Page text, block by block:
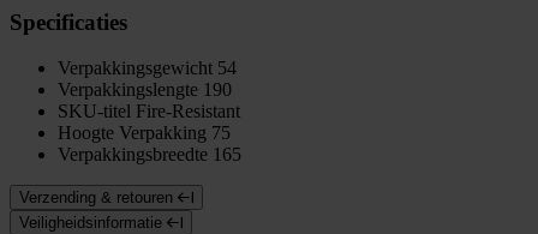
Specificaties
Verpakkingsgewicht 54
Verpakkingslengte 190
SKU-titel Fire-Resistant
Hoogte Verpakking 75
Verpakkingsbreedte 165
Verzending & retouren
Veiligheidsinformatie